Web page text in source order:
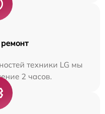
техники LG мы
2 часов.